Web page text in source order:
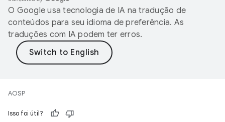
O Google usa tecnologia de IA na tradução de
conteúdos para seu idioma de preferência. As
traduções com IA podem ter erros.
AOSP
Isso foi útil?